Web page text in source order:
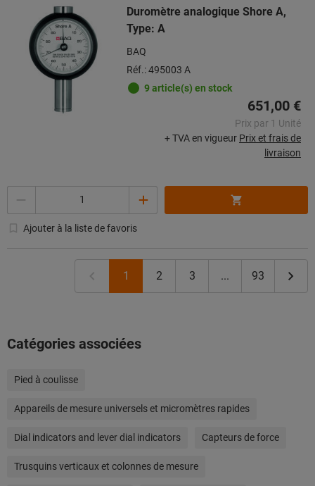
Duromètre analogique Shore A,
Type: A
BAQ
Réf.: 495003 A
9 article(s) en stock
651,00 €
Prix par 1 Unité
+ TVA en vigueur Prix et frais de
livraison
Ajouter à la liste de favoris
1 2 3 ... 93
Catégories associées
Pied à coulisse
Appareils de mesure universels et micromètres rapides
Dial indicators and lever dial indicators Capteurs de force
Trusquins verticaux et colonnes de mesure